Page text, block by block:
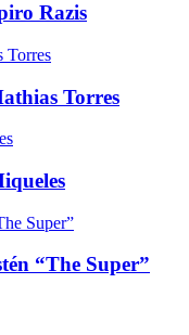
Razis
Torres
“The Super”